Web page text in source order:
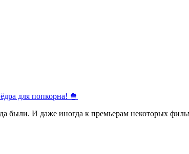
для попкорна! 🍿
были. И даже иногда к премьерам некоторых